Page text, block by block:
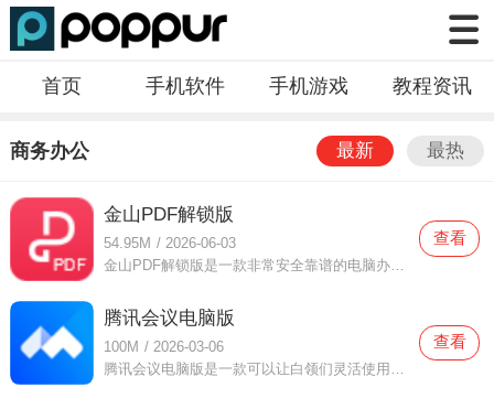
首页 手机软件 手机游戏 教程资讯
商务办公 最新 最热
金山PDF解锁版
54.95M / 2026-06-03
查看
腾讯会议电脑版
100M / 2026-03-06
查看